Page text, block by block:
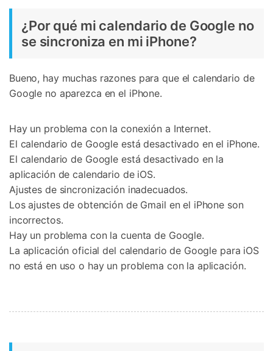
¿Por qué mi calendario de Google no
se sincroniza en mi iPhone?
Bueno, hay muchas razones para que el calendario de
Google no aparezca en el iPhone.
Hay un problema con la conexión a Internet.
El calendario de Google está desactivado en el iPhone.
El calendario de Google está desactivado en la
aplicación de calendario de iOS.
Ajustes de sincronización inadecuados.
Los ajustes de obtención de Gmail en el iPhone son
incorrectos.
Hay un problema con la cuenta de Google.
La aplicación oficial del calendario de Google para iOS
no está en uso o hay un problema con la aplicación.